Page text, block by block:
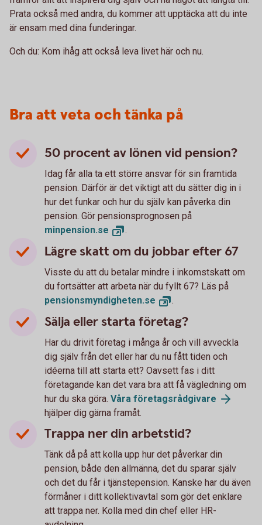
Prata också med andra, du kommer att upptäcka att du inte
är ensam med dina funderingar.
Och du: Kom ihåg att också leva livet här och nu.
Bra att veta och tänka på
50 procent av lönen vid pension?
Idag får alla ta ett större ansvar för sin framtida
pension. Därför är det viktigt att du sätter dig in i
hur det funkar och hur du själv kan påverka din
pension. Gör pensionsprognosen på
minpension.se .
Lägre skatt om du jobbar efter 67
Visste du att du betalar mindre i inkomstskatt om
du fortsätter att arbeta när du fyllt 67? Läs på
pensionsmyndigheten.se .
Sälja eller starta företag?
Har du drivit företag i många år och vill avveckla
dig själv från det eller har du nu fått tiden och
idéerna till att starta ett? Oavsett fas i ditt
företagande kan det vara bra att få vägledning om
hur du ska göra. Våra företagsrådgivare
hjälper dig gärna framåt.
Trappa ner din arbetstid?
Tänk då på att kolla upp hur det påverkar din
pension, både den allmänna, det du sparar själv
och det du får i tjänstepension. Kanske har du även
förmåner i ditt kollektivavtal som gör det enklare
att trappa ner. Kolla med din chef eller HR-